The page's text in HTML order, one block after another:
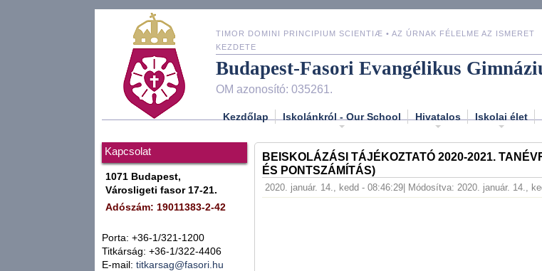
TIMOR DOMINI PRINCIPIUM SCIENTIÆ • AZ ÚRNAK FÉLELME AZ ISMERET
KEZDETE
Budapest-Fasori Evangélikus
OM azonosító: 035261.
Kezdőlap Iskolánkról - Our School Hivatalos Iskolai élet
Kapcsolat
1071 Budapest,
Városligeti fasor 17-21.
Adószám: 19011383-2-42
Porta: +36-1/321-1200
Titkárság: +36-1/322-4406
E-mail: titkarsag@fasori.hu
BEISKOLÁZÁSI TÁJÉKOZTATÓ 2020-2021.
ÉS PONTSZÁMÍTÁS)
2020. január. 14., kedd - 08:46:29 | Módosítva: 2020. január. 14.,